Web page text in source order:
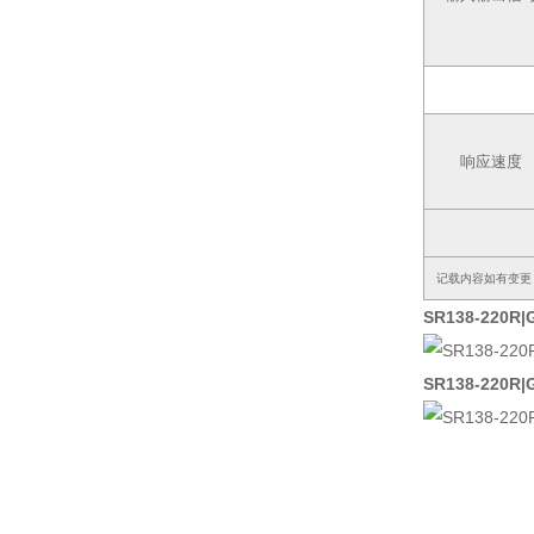
记载内容如有变
响应速度
SR138-
SR138-